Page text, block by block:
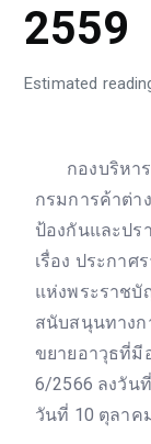
2559
Estimated
กองบริหาร
กรมการค้าต่า
ป้องกันและปร
เรื่อง ประกา
แห่งพระราช
สนับสนุนทางก
ขยายอาวุธที่มี
6/2566 ลงวัน
วันที่ 10 ตุลาค